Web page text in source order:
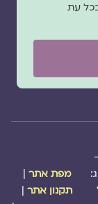
עת
מפת אתר|
תקנון אתר|